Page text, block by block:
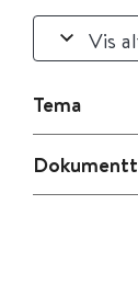
Vis
Tema